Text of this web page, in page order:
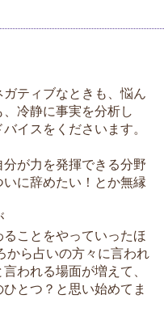
ティブなときも、悩ん
冷静に事実を分析し
イスをくださいます。
が力を発揮できる分野
に辞めたい！とか無縁
ことをやっていったほ
から占いの方々に言われ
われる場面が増えて、
とつ？と思い始めてま